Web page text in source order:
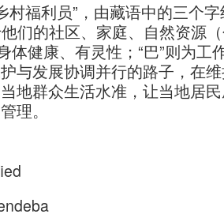
福利员”，由藏语中的三个
他们的社区、家庭、自然资源
体健康、有灵性；“巴”则为
与发展协调并行的路子，在
地群众生活水准，让当地居
理。